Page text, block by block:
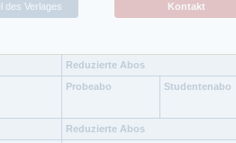
des Verlages Kontakt
Reduzierte Abos
Probeabo
Studentenabo
Reduzierte Abos